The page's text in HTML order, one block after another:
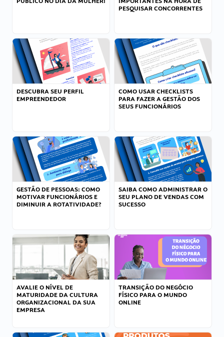
PESQUISAR CONCORRENTES
DESCUBRA SEU PERFIL
EMPREENDEDOR
COMO USAR CHECKLISTS
PARA FAZER A GESTÃO DOS
SEUS FUNCIONÁRIOS
GESTÃO DE PESSOAS: COMO
MOTIVAR FUNCIONÁRIOS E
DIMINUIR A ROTATIVIDADE?
SAIBA COMO ADMINISTRAR O
SEU PLANO DE VENDAS COM
SUCESSO
AVALIE O NÍVEL DE
MATURIDADE DA CULTURA
ORGANIZACIONAL DA SUA
EMPRESA
TRANSIÇÃO DO NEGÓCIO
FÍSICO PARA O MUNDO
ONLINE